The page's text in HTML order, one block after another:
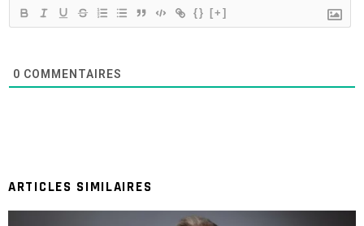
{} [+]
0 COMMENTAIRES
ARTICLES SIMILAIRES